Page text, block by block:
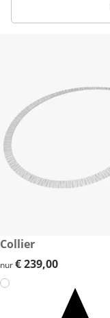
€ 239,00
Collier
€ 239,00
nur€ 239,00